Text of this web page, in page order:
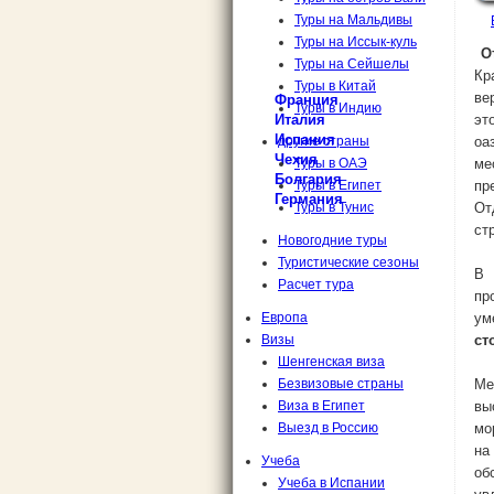
Туры на Мальдивы
Туры на Иссык-куль
Туры на Сейшелы
Туры в Китай
Туры в Индию
другие страны
Туры в ОАЭ
Туры в Египет
Туры в Тунис
Новогодние туры
Туристические сезоны
Расчет тура
Европа
Визы
Шенгенская виза
Безвизовые страны
Виза в Египет
Выезд в Россию
Учеба
Учеба в Испании
Франция
Италия
Испания
Чехия
Болгария
Германия
Виза в Европу - Шенген
Виза в Турцию
Виза в Таиланд
Виза в Малайзию
Выезд в Россию
В